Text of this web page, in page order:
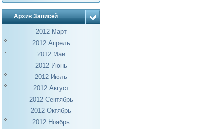
Архив Записей
2012 Март
2012 Апрель
2012 Май
2012 Июнь
2012 Июль
2012 Август
2012 Сентябрь
2012 Октябрь
2012 Ноябрь